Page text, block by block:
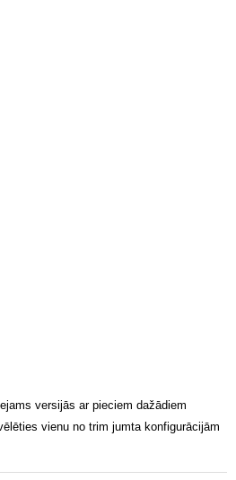
versijās ar pieciem dažādiem
vienu no trim jumta konfigurācijām